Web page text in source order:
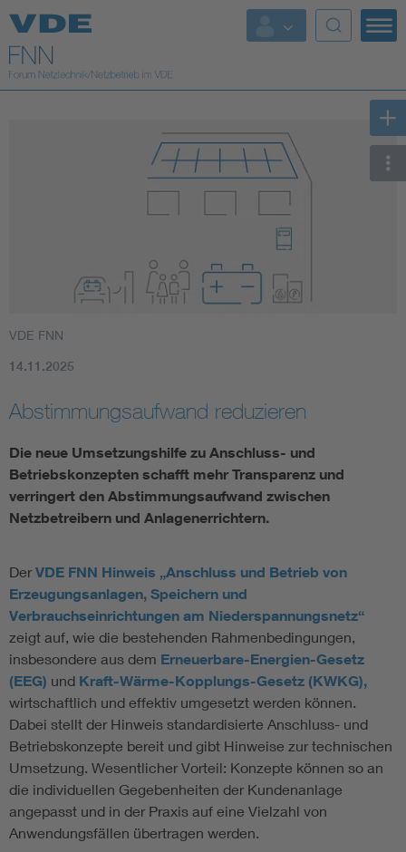
Top Themen
Fokusthemen
AI & Digital Trust
Mobility
Digitalisierung und Metering
Innovative Netztechnologien
Umwelt- und Naturschutz
Regelsetzung
VDE FNN
14.11.2025
Abstimmungsaufwand reduzieren
Die neue Umsetzungshilfe zu Anschluss- und
Betriebskonzepten schafft mehr Transparenz und
verringert den Abstimmungsaufwand zwischen
Netzbetreibern und Anlagenerrichtern.
DerVDE FNN Hinweis „Anschluss und Betrieb von
Erzeugungsanlagen, Speichern und
Verbrauchseinrichtungen am Niederspannungsnetz“
zeigt auf, wie die bestehenden Rahmenbedingungen,
insbesondere aus dem Erneuerbare-Energien-Gesetz
(EEG) und Kraft-Wärme-Kopplungs-Gesetz (KWKG),
wirtschaftlich und effektiv umgesetzt werden können.
Dabei stellt der Hinweis standardisierte Anschluss- und
Betriebskonzepte bereit und gibt Hinweise zur technischen
Umsetzung. Wesentlicher Vorteil: Konzepte können so an
die individuellen Gegebenheiten der Kundenanlage
angepasst und in der Praxis auf eine Vielzahl von
Anwendungsfällen übertragen werden.